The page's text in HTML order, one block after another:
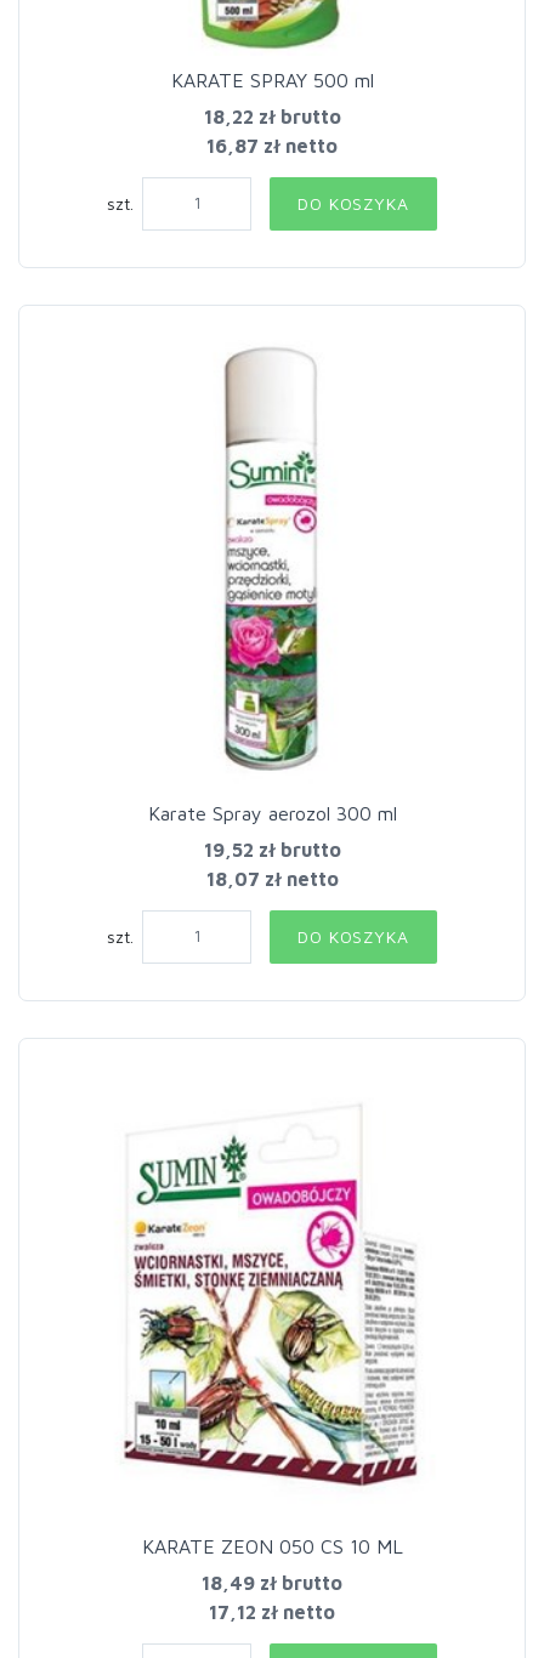
KARATE SPRAY 500 ml
18,22 złbrutto
16,87 zł netto
szt. DO KOSZYKA
Karate Spray aerozol 300 ml
19,52 złbrutto
18,07 zł netto
szt. DO KOSZYKA
KARATE ZEON 050 CS 10 ML
18,49 zł brutto
17,12 zł netto